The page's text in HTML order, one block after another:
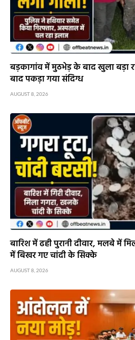
बड़कागांव में मुठभेड़ के बाद खुला बड़ा
बाद पकड़ा गया संदिग्ध
AUGUST 8, 2026
बारिश में ढही पुरानी दीवार, मलबे में
में बिखर गए चांदी के सिक्के
AUGUST 8, 2026